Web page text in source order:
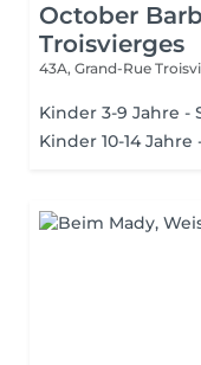
October
Troisvierges
43A, Grand-Rue
Kinder 3-9 Jahre -
Kinder 10-14 Jahre